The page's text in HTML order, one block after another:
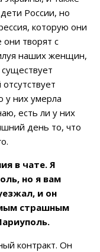
России, но
которую они
они творят с
наших женщин,
у них умерла
есть ли у них
день то, что
в чате. Я
но я вам
и он
страшным
контракт. Он